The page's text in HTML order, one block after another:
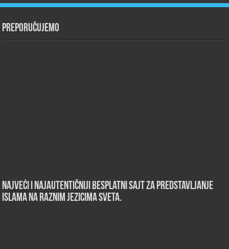
Preporučujemo
Najveći i najautentičniji besplatni sajt za predstavljanje
islama na raznim jezicima sveta.